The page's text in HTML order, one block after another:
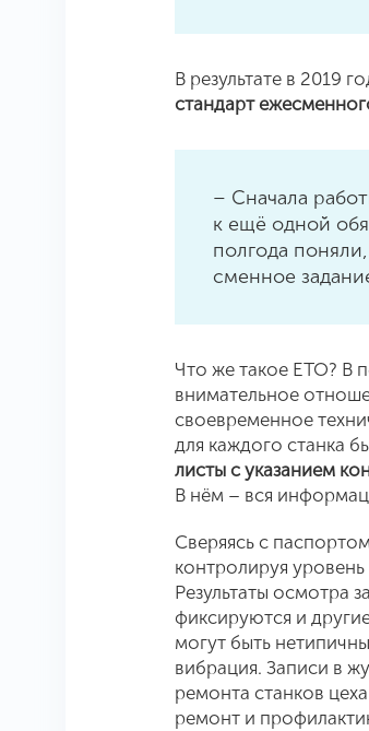
В результате в 2019
стандарт
– Сначала
к ещё одной
полгода
сменное
Что же такое ЕТО? В
внимательное
своевременное
для каждого станка
листы с указанием
В нём – вся
Сверяясь с
контролируя уровень
Результаты осмотра
фиксируются и
могут быть
вибрация. Записи в
ремонта станков
ремонт и